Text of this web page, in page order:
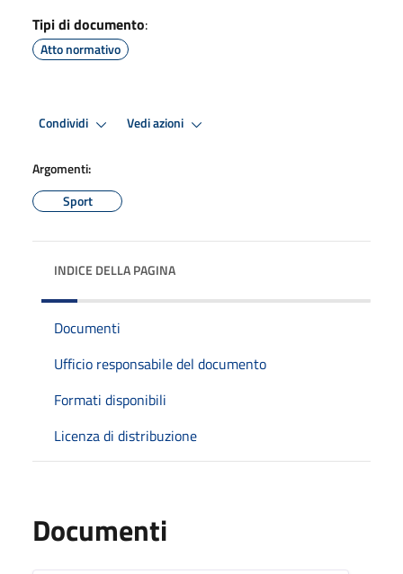
Tipi di documento:
Atto normativo
Condividi Vedi azioni
Argomenti:
Sport
INDICE DELLA PAGINA
Documenti
Ufficio responsabile del documento
Formati disponibili
Licenza di distribuzione
Documenti